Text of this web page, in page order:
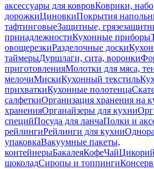
аксессуары для ковровКоврики,
дорожкиЦиновкиПокрытия
тафтинговыеЗащитные,
принадлежностиКухонные приборы
овощерезкиРазделочные доски
таймерыДуршлаги, сита, воронки
приготовленияМолотки для мяса,
мелочиМискиКухонный текстиль
прихваткиКухонные полотенца
салфеткиОрганизация хранения на
храненияОрганайзеры для кухни
специйПосуда для ланчаПолки и
рейлингиРейлинги для кухни
упаковкаВакуумные пакеты,
контейнерыБакалеяКофеЧай
шоколадСиропы и топпинги